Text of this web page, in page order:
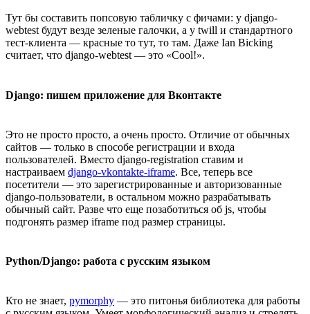
Тут бы составить попсовую табличку с фичами: у django-
webtest будут везде зеленые галочки, а у twill и стандартного
тест-клиента — красные то тут, то там. Даже Ian Bicking
считает, что django-webtest — это «Cool!».
Django: пишем приложение для Вконтакте
Это не просто просто, а очень просто. Отличие от обычных
сайтов — только в способе регистрации и входа
пользователей. Вместо django-registration ставим и
настраиваем django-vkontakte-iframe. Все, теперь все
посетители — это зарегистрированные и авторизованные
django-пользователи, в остальном можно разрабатывать
обычный сайт. Разве что еще позаботиться об js, чтобы
подгонять размер iframe под размер страницы.
Python/Django: работа с русским языком
Кто не знает, pymorphy — это питонья библиотека для работы